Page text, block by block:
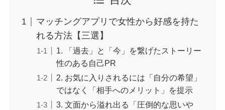
マッチングアプリで女性から好感を持た
れる方法【三選】
1. 「過去」と「今」を繋げたストーリー
性のある自己PR
2. お気に入りされるには「自分の希望」
ではなく「相手へのメリット」を提示
3. 文面から溢れ出る「圧倒的な思いや